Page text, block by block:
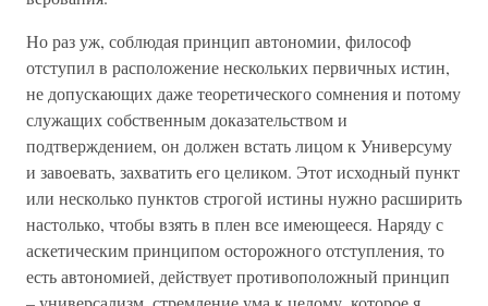
Но раз уж, соблюдая принцип автономии, философ
отступил в расположение нескольких первичных истин,
не допускающих даже теоретического сомнения и потому
служащих собственным доказательством и
подтверждением, он должен встать лицом к Универсуму
и завоевать, захватить его целиком. Этот исходный пункт
или несколько пунктов строгой истины нужно расширить
настолько, чтобы взять в плен все имеющееся. Наряду с
аскетическим принципом осторожного отступления, то
есть автономией, действует противоположный принцип